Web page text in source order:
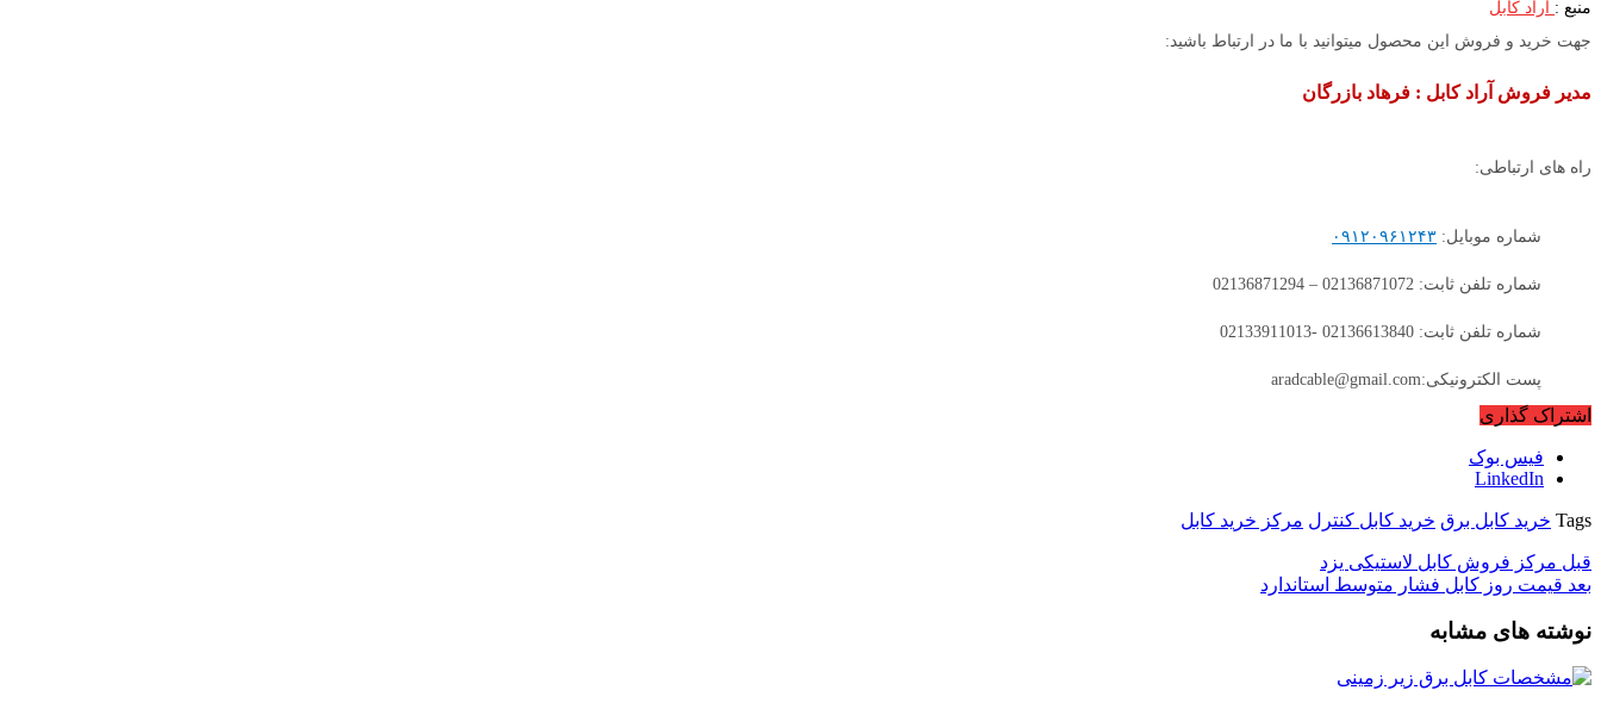
منبع : آراد کابل
جهت خرید و فروش این محصول میتوانید با ما در ارتباط باشید:
مدیر فروش آراد کابل : فرهاد بازرگان
راه های ارتباطی:
شماره موبایل: ۰۹۱۲۰۹۶۱۲۴۳
شماره تلفن ثابت: 02136871072 – 02136871294
شماره تلفن ثابت: 02136613840 -02133911013
پست الکترونیکی:aradcable@gmail.com
اشتراک گذاری
فیس بوک
LinkedIn
Tags خرید کابل برق خرید کابل کنترل مرکز خرید کابل
قبل مرکز فروش کابل لاستیکی یزد
بعد قیمت روز کابل فشار متوسط استاندارد
نوشته های مشابه